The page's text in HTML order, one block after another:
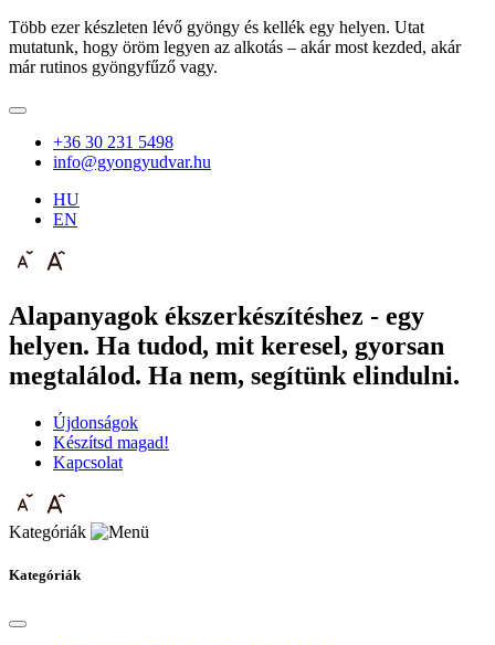
Több ezer készleten lévő gyöngy és kellék egy helyen. Utat
mutatunk, hogy öröm legyen az alkotás – akár most kezded, akár
már rutinos gyöngyfűző vagy.
+36 30 231 5498
info@gyongyudvar.hu
HU
EN
Alapanyagok ékszerkészítéshez - egy
helyen. Ha tudod, mit keresel, gyorsan
megtalálod. Ha nem, segítünk elindulni.
Újdonságok
Készítsd magad!
Kapcsolat
Kategóriák
Kategóriák